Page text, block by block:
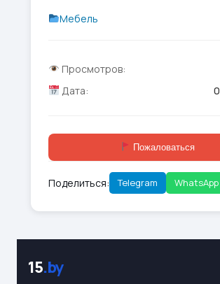
Мебель
Просмотров:
Дата:
Пожаловаться
Поделиться: Telegram WhatsApp
15.by